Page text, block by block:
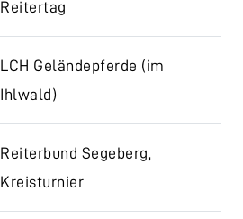
Reitertag
LCH Geländepferde (im
Ihlwald)
Reiterbund Segeberg,
Kreisturnier